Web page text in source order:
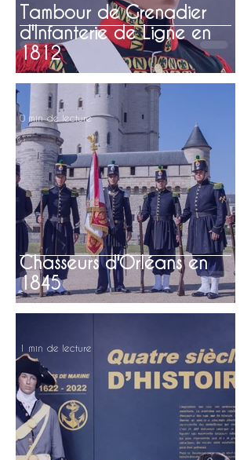
Tambour de Grenadier
d'Infanterie de Ligne en
1812
Chasseurs d'Orléans en
1845
0 min de lecture
1 min de lecture